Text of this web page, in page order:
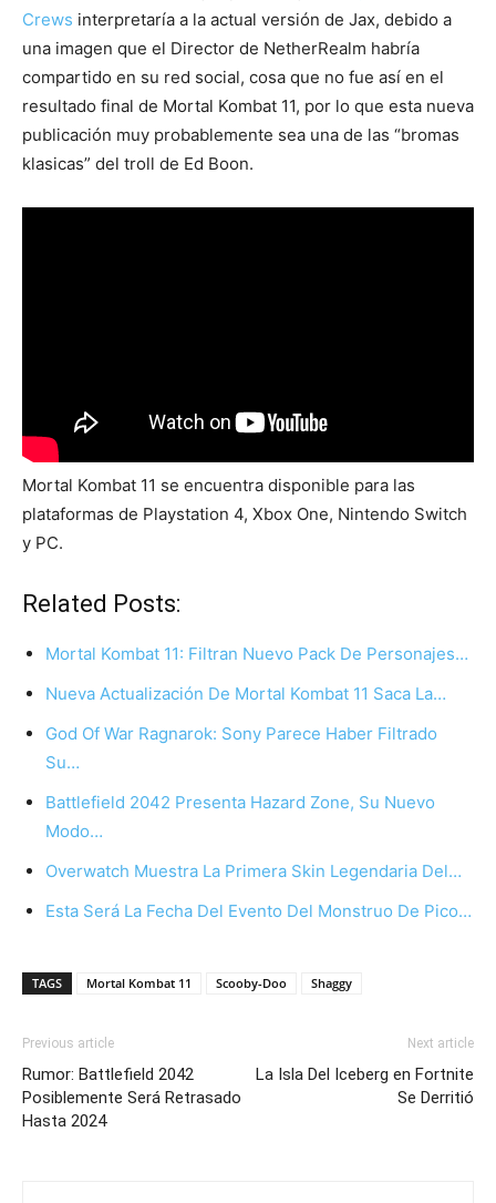
Crews interpretaría a la actual versión de Jax, debido a
una imagen que el Director de NetherRealm habría
compartido en su red social, cosa que no fue así en el
resultado final de Mortal Kombat 11, por lo que esta nueva
publicación muy probablemente sea una de las “bromas
klasicas” del troll de Ed Boon.
Mortal Kombat 11 se encuentra disponible para las
plataformas de Playstation 4, Xbox One, Nintendo Switch
y PC.
Related Posts:
Mortal Kombat 11: Filtran Nuevo Pack De Personajes…
Nueva Actualización De Mortal Kombat 11 Saca La…
God Of War Ragnarok: Sony Parece Haber Filtrado
Su…
Battlefield 2042 Presenta Hazard Zone, Su Nuevo
Modo…
Overwatch Muestra La Primera Skin Legendaria Del…
Esta Será La Fecha Del Evento Del Monstruo De Pico…
TAGS Mortal Kombat 11 Scooby-Doo Shaggy
Previous article
Rumor: Battlefield 2042
Posiblemente Será Retrasado
Hasta 2024
Next article
La Isla Del Iceberg en Fortnite
Se Derritió